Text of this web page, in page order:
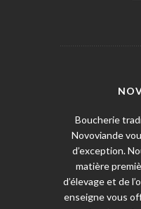
Boucherie
Novoviande
d’exception.
matière
d’élevage et de
enseigne vous